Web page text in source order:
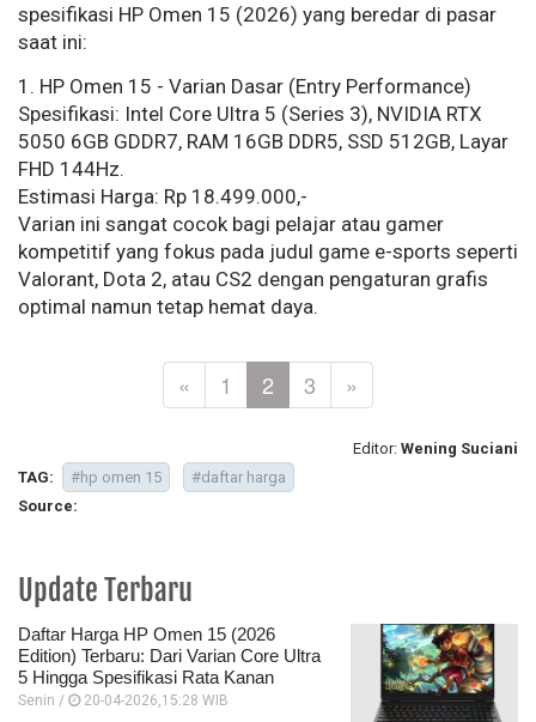
spesifikasi HP Omen 15 (2026) yang beredar di pasar
saat ini:
1. HP Omen 15 - Varian Dasar (Entry Performance)
Spesifikasi: Intel Core Ultra 5 (Series 3), NVIDIA RTX
5050 6GB GDDR7, RAM 16GB DDR5, SSD 512GB, Layar
FHD 144Hz.
Estimasi Harga: Rp 18.499.000,-
Varian ini sangat cocok bagi pelajar atau gamer
kompetitif yang fokus pada judul game e-sports seperti
Valorant, Dota 2, atau CS2 dengan pengaturan grafis
optimal namun tetap hemat daya.
« 1 2 3 »
Editor: Wening Suciani
TAG:
#hp omen 15
#daftar harga
Source:
Update Terbaru
Daftar Harga HP Omen 15 (2026
Edition) Terbaru: Dari Varian Core Ultra
5 Hingga Spesifikasi Rata Kanan
Senin / 20-04-2026,15:28 WIB